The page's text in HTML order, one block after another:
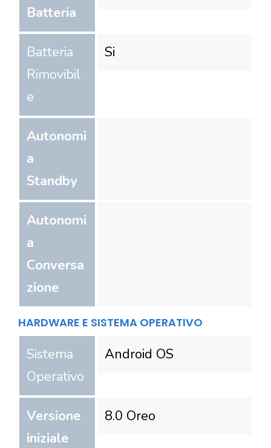
Batteria
Batteria
Rimovibil
e
Si
Autonomi
a
Standby
Autonomi
a
Conversa
zione
HARDWARE E SISTEMA OPERATIVO
Sistema
Operativo
Android OS
Versione
iniziale
8.0 Oreo